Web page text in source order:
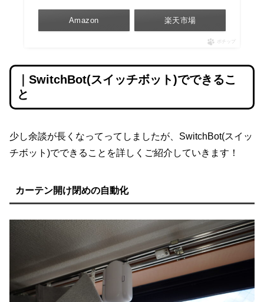
Amazon 楽天市場
ポチップ
｜SwitchBot(スイッチボット)でできるこ
と
少し余談が長くなってってしましたが、SwitchBot(スイッ
チボット)でできることを詳しくご紹介していきます！
カーテン開け閉めの自動化